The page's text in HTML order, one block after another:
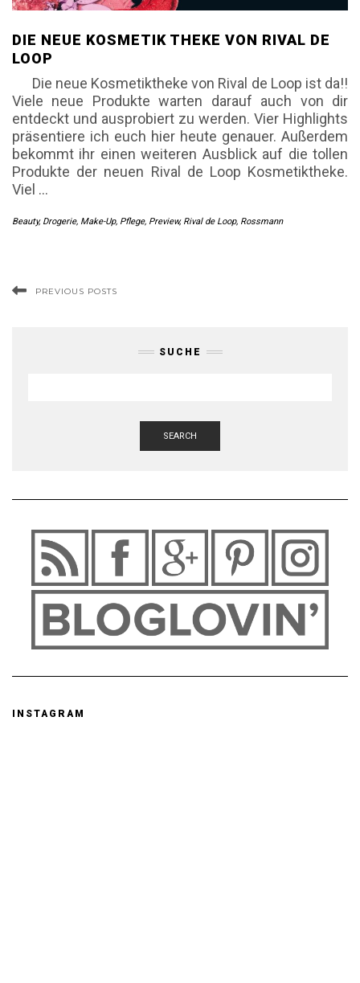
DIE NEUE KOSMETIK THEKE VON RIVAL DE
LOOP
Die neue Kosmetiktheke von Rival de Loop ist da!!
Viele neue Produkte warten darauf auch von dir
entdeckt und ausprobiert zu werden. Vier Highlights
präsentiere ich euch hier heute genauer. Außerdem
bekommt ihr einen weiteren Ausblick auf die tollen
Produkte der neuen Rival de Loop Kosmetiktheke.
Viel …
Beauty, Drogerie, Make-Up, Pflege, Preview, Rival de Loop, Rossmann
PREVIOUS POSTS
SUCHE
SEARCH
INSTAGRAM